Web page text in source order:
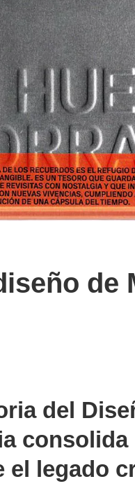
de
del
el legado
marcelo-